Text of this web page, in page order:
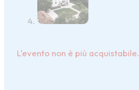
L'evento non è più acquistabile.